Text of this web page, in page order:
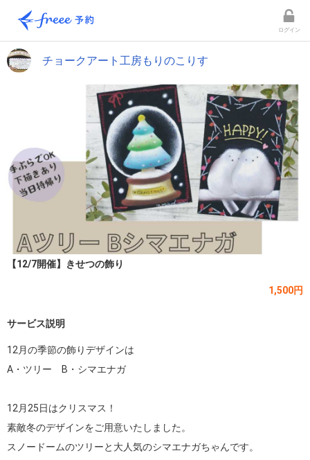
ログイン
チョークアート工房もりのこりす
【12/7開催】きせつの飾り
1,500円
サービス説明
12月の季節の飾りデザインは
A・ツリー　B・シマエナガ
12月25日はクリスマス！
素敵冬のデザインをご用意いたしました。
スノードームのツリーと大人気のシマエナガちゃんです。